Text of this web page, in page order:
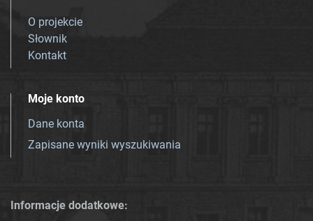
O projekcie
Słownik
Kontakt
Moje konto
Dane konta
Zapisane wyniki wyszukiwania
Informacje dodatkowe: